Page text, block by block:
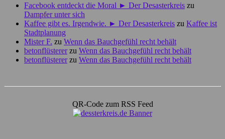
Facebook entdeckt die Moral ► Der Desasterkreis zu
Dampfer unter sich
Kaffee gibt es. Irgendwie. ► Der Desasterkreis zu Kaffee ist
Stadtplanung
Mister F. zu Wenn das Bauchgefühl recht behält
betonflüstererzu Wenn das Bauchgefühl recht behält
betonflüstererzu Wenn das Bauchgefühl recht behält
QR-Code zum RSS Feed